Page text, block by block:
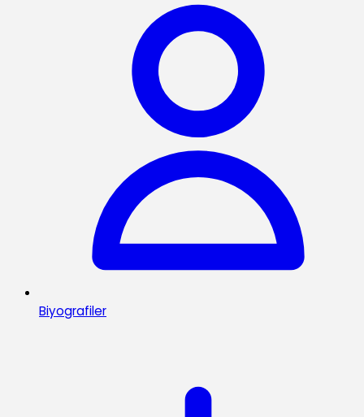
Biyografiler